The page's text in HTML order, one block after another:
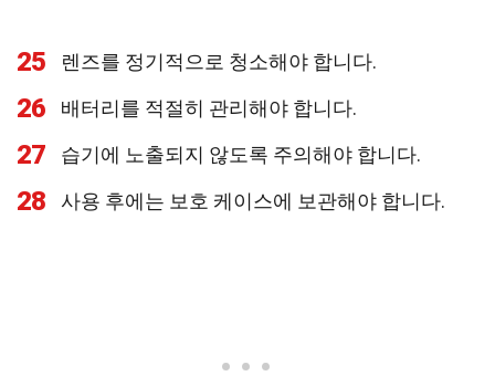
25 렌즈를 정기적으로 청소해야 합니다.
26 배터리를 적절히 관리해야 합니다.
27 습기에 노출되지 않도록 주의해야 합니다.
28 사용 후에는 보호 케이스에 보관해야 합니다.